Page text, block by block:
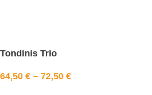
Tondinis Trio
64,50 € – 72,50 €